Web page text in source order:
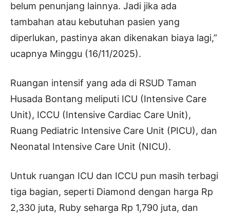
belum penunjang lainnya. Jadi jika ada
tambahan atau kebutuhan pasien yang
diperlukan, pastinya akan dikenakan biaya lagi,”
ucapnya Minggu (16/11/2025).
Ruangan intensif yang ada di RSUD Taman
Husada Bontang meliputi ICU (Intensive Care
Unit), ICCU (Intensive Cardiac Care Unit),
Ruang Pediatric Intensive Care Unit (PICU), dan
Neonatal Intensive Care Unit (NICU).
Untuk ruangan ICU dan ICCU pun masih terbagi
tiga bagian, seperti Diamond dengan harga Rp
2,330 juta, Ruby seharga Rp 1,790 juta, dan